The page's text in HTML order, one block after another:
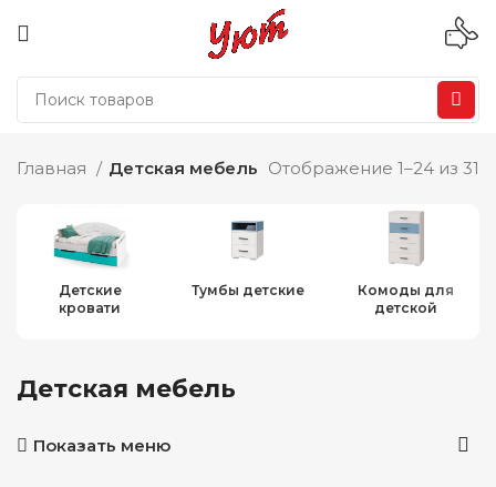
Главная Детская мебель Отображение 1–24 из 31
Детские
кровати
Тумбы детские
Комоды для
детской
Детская мебель
Показать меню